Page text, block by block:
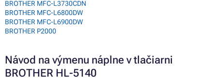
BROTHER MFC-L3730CDN
BROTHER MFC-L6800DW
BROTHER MFC-L6900DW
BROTHER P2000
Návod na výmenu náplne v tlačiarni
BROTHER HL-5140